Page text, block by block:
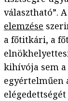
választható”.
elemzése
a főtitkári, a
kihívója sem
egyértelműen